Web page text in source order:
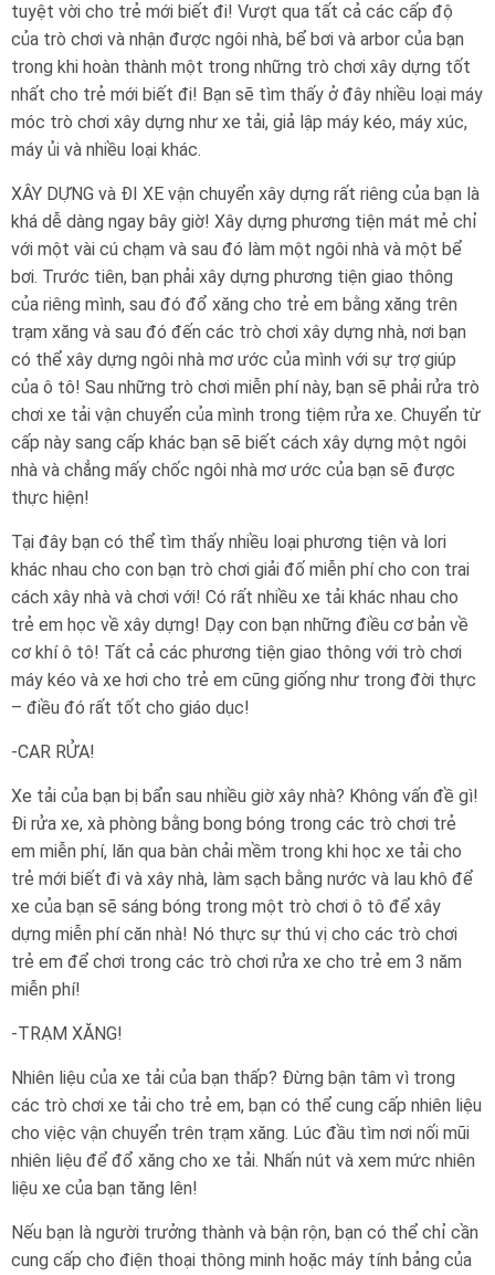
tuyệt vời cho trẻ mới biết đi! Vượt qua tất cả các cấp độ
của trò chơi và nhận được ngôi nhà, bể bơi và arbor của bạn
trong khi hoàn thành một trong những trò chơi xây dựng tốt
nhất cho trẻ mới biết đi! Bạn sẽ tìm thấy ở đây nhiều loại máy
móc trò chơi xây dựng như xe tải, giả lập máy kéo, máy xúc,
máy ủi và nhiều loại khác.
XÂY DỰNG và ĐI XE vận chuyển xây dựng rất riêng của bạn là
khá dễ dàng ngay bây giờ! Xây dựng phương tiện mát mẻ chỉ
với một vài cú chạm và sau đó làm một ngôi nhà và một bể
bơi. Trước tiên, bạn phải xây dựng phương tiện giao thông
của riêng mình, sau đó đổ xăng cho trẻ em bằng xăng trên
trạm xăng và sau đó đến các trò chơi xây dựng nhà, nơi bạn
có thể xây dựng ngôi nhà mơ ước của mình với sự trợ giúp
của ô tô! Sau những trò chơi miễn phí này, bạn sẽ phải rửa trò
chơi xe tải vận chuyển của mình trong tiệm rửa xe. Chuyển từ
cấp này sang cấp khác bạn sẽ biết cách xây dựng một ngôi
nhà và chẳng mấy chốc ngôi nhà mơ ước của bạn sẽ được
thực hiện!
Tại đây bạn có thể tìm thấy nhiều loại phương tiện và lori
khác nhau cho con bạn trò chơi giải đố miễn phí cho con trai
cách xây nhà và chơi với! Có rất nhiều xe tải khác nhau cho
trẻ em học về xây dựng! Dạy con bạn những điều cơ bản về
cơ khí ô tô! Tất cả các phương tiện giao thông với trò chơi
máy kéo và xe hơi cho trẻ em cũng giống như trong đời thực
– điều đó rất tốt cho giáo dục!
-CAR RỬA!
Xe tải của bạn bị bẩn sau nhiều giờ xây nhà? Không vấn đề gì!
Đi rửa xe, xà phòng bằng bong bóng trong các trò chơi trẻ
em miễn phí, lăn qua bàn chải mềm trong khi học xe tải cho
trẻ mới biết đi và xây nhà, làm sạch bằng nước và lau khô để
xe của bạn sẽ sáng bóng trong một trò chơi ô tô để xây
dựng miễn phí căn nhà! Nó thực sự thú vị cho các trò chơi
trẻ em để chơi trong các trò chơi rửa xe cho trẻ em 3 năm
miễn phí!
-TRẠM XĂNG!
Nhiên liệu của xe tải của bạn thấp? Đừng bận tâm vì trong
các trò chơi xe tải cho trẻ em, bạn có thể cung cấp nhiên liệu
cho việc vận chuyển trên trạm xăng. Lúc đầu tìm nơi nối mũi
nhiên liệu để đổ xăng cho xe tải. Nhấn nút và xem mức nhiên
liệu xe của bạn tăng lên!
Nếu bạn là người trưởng thành và bận rộn, bạn có thể chỉ cần
cung cấp cho điện thoại thông minh hoặc máy tính bảng của